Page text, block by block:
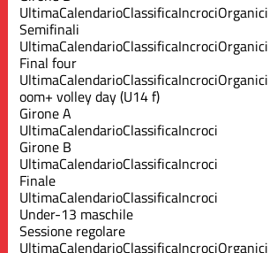
UltimaCalendarioClassificaIncrociOrganici
Semifinali
UltimaCalendarioClassificaIncrociOrganici
Final four
UltimaCalendarioClassificaIncrociOrganici
oom+ volley day (U14 f)
Girone A
UltimaCalendarioClassificaIncroci
Girone B
UltimaCalendarioClassificaIncroci
Finale
UltimaCalendarioClassificaIncroci
Under-13 maschile
Sessione regolare
UltimaCalendarioClassificaIncrociOrganici